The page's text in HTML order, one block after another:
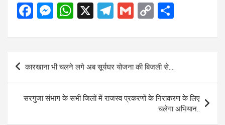
F
ce
o
o
k
M
se
n
g
er
W
at
A
p
p
X
T
e
gr
a
m
G
ail
C
py
Li
n
k
ar
Post
कारखाना भी चलने लगे अब सूर्यघर योजना की बिजली से….
सरगुजा संभाग के सभी जिलों में राजस्व प्रकरणों के निराकरण के लिए
चलेगा अभियान..